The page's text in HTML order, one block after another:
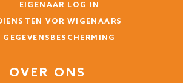
IS HET NUTTIG GEWEEST?
EIGENAAR LOG IN
VOR WIGENAARS
GEGEVENSBESCHERMING
OVER ONS